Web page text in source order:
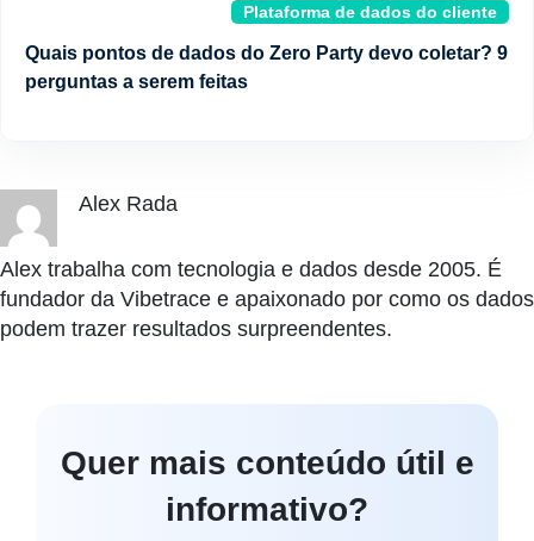
Plataforma de dados do cliente
Quais pontos de dados do Zero Party devo coletar? 9
perguntas a serem feitas
Alex Rada
Alex trabalha com tecnologia e dados desde 2005. É
fundador da Vibetrace e apaixonado por como os dados
podem trazer resultados surpreendentes.
Quer mais conteúdo útil e
informativo?